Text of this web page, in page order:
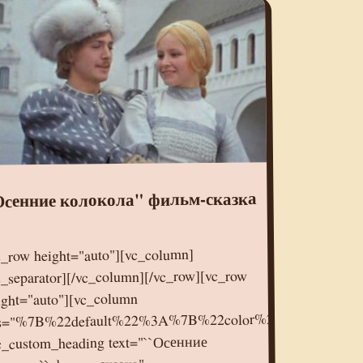
колокола" фильм-сказка
height="auto"][vc_column]
vc_column][/vc_row][vc_row
text="``Осенние